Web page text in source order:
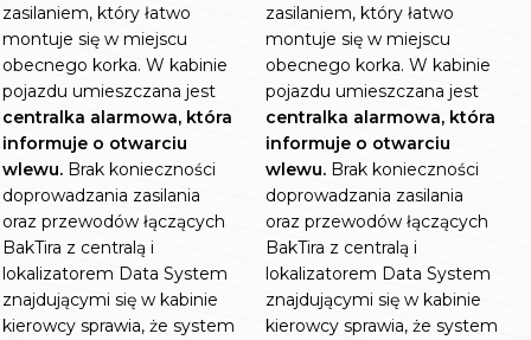
zasilaniem, który łatwo
montuje się w miejscu
obecnego korka. W kabinie
pojazdu umieszczana jest
centralka alarmowa, która
informuje o otwarciu
wlewu. Brak konieczności
doprowadzania zasilania
oraz przewodów łączących
BakTira z centralą i
lokalizatorem Data System
znajdującymi się w kabinie
kierowcy sprawia, że system
zasilaniem, który łatwo
montuje się w miejscu
obecnego korka. W kabinie
pojazdu umieszczana jest
centralka alarmowa, która
informuje o otwarciu
wlewu. Brak konieczności
doprowadzania zasilania
oraz przewodów łączących
BakTira z centralą i
lokalizatorem Data System
znajdującymi się w kabinie
kierowcy sprawia, że system